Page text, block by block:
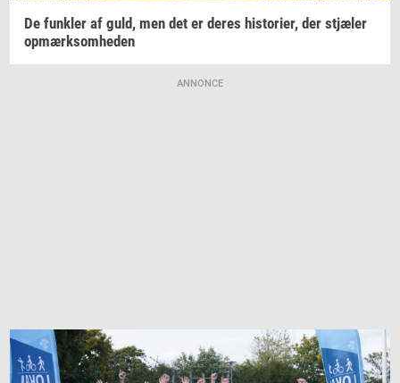
De funk­ler af guld, men det er deres hi­sto­ri­er, der stjæ­ler
op­mærk­som­he­den
ANNONCE